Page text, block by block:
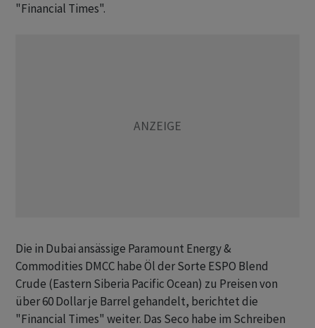
"Financial Times".
Die in Dubai ansässige Paramount Energy &
Commodities DMCC habe Öl der Sorte ESPO Blend
Crude (Eastern Siberia Pacific Ocean) zu Preisen von
über 60 Dollar je Barrel gehandelt, berichtet die
"Financial Times" weiter. Das Seco habe im Schreiben